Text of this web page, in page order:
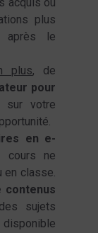
plus
après le
plus, de
pour
sur votre
en e-
cours ne
en classe.
contenus
sujets